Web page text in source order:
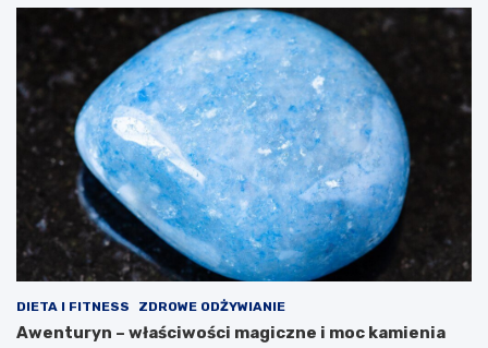
DIETA I FITNESS ZDROWE ODŻYWIANIE
Awenturyn – właściwości magiczne i moc kamienia